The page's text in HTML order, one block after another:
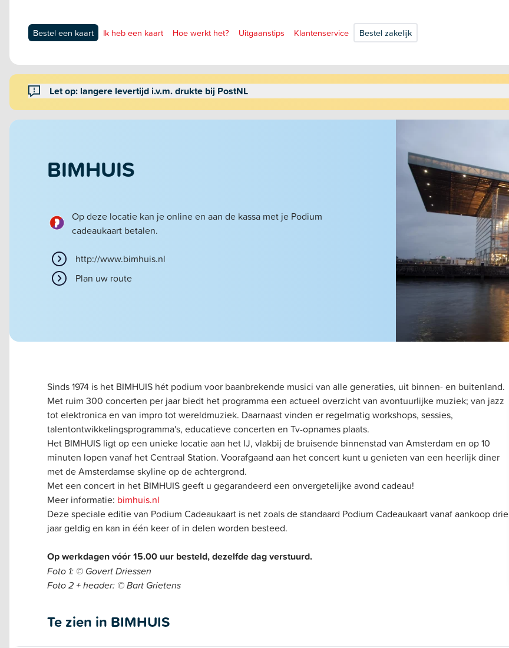
Bestel een kaart Ik heb een kaart Hoe werkt het? Uitgaanstips Klantenservice Bestel zakelijk
Let op: langere levertijd i.v.m. drukte bij PostNL
BIMHUIS
Op deze locatie kan je online en aan de kassa met je Podium
cadeaukaart betalen.
http://www.bimhuis.nl
Plan uw route
Sinds 1974 is het BIMHUIS hét podium voor baanbrekende musici van alle generaties, uit binnen- en buitenland.
Met ruim 300 concerten per jaar biedt het programma een actueel overzicht van avontuurlijke muziek; van jazz
tot elektronica en van impro tot wereldmuziek. Daarnaast vinden er regelmatig workshops, sessies,
talentontwikkelingsprogramma's, educatieve concerten en Tv-opnames plaats.
Het BIMHUIS ligt op een unieke locatie aan het IJ, vlakbij de bruisende binnenstad van Amsterdam en op 10
minuten lopen vanaf het Centraal Station. Voorafgaand aan het concert kunt u genieten van een heerlijk diner
met de Amsterdamse skyline op de achtergrond.
Met een concert in het BIMHUIS geeft u gegarandeerd een onvergetelijke avond cadeau!
Meer informatie: bimhuis.nl
Deze speciale editie van Podium Cadeaukaart is net zoals de standaard Podium Cadeaukaart vanaf aankoop drie
jaar geldig en kan in één keer of in delen worden besteed.
Op werkdagen vóór 15.00 uur besteld, dezelfde dag verstuurd.
Foto 1: © Govert Driessen
Foto 2 + header: © Bart Grietens
Te zien in BIMHUIS